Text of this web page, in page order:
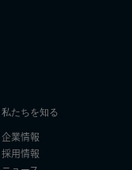
私たちを知る
企業情報
採用情報